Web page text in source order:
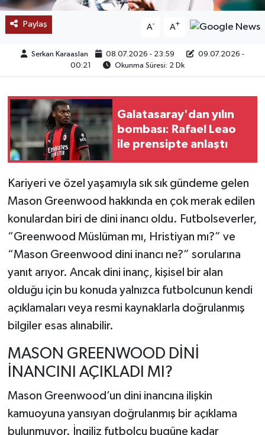
Paylaş A- A+
Serkan Karaaslan 08.07.2026 - 23:59
09.07.2026 -
00:21
Okunma Süresi: 2 Dk
Galatasaray'dan yılın
bombası: Rafael Leao
ile prensipte anlaştı
Kariyeri ve özel yaşamıyla sık sık gündeme gelen
Mason Greenwood hakkında en çok merak edilen
konulardan biri de dini inancı oldu. Futbolseverler,
“Greenwood Müslüman mı, Hristiyan mı?” ve
“Mason Greenwood dini inancı ne?” sorularına
yanıt arıyor. Ancak dini inanç, kişisel bir alan
olduğu için bu konuda yalnızca futbolcunun kendi
açıklamaları veya resmi kaynaklarla doğrulanmış
bilgiler esas alınabilir.
MASON GREENWOOD DİNİ
İNANCINI AÇIKLADI MI?
Mason Greenwood’un dini inancına ilişkin
kamuoyuna yansıyan doğrulanmış bir açıklama
bulunmuyor. İngiliz futbolcu bugüne kadar
DÜNYA
OTOMOTİV
TEKNOLOJİ
YAŞAM
KÜLTÜR SANAT